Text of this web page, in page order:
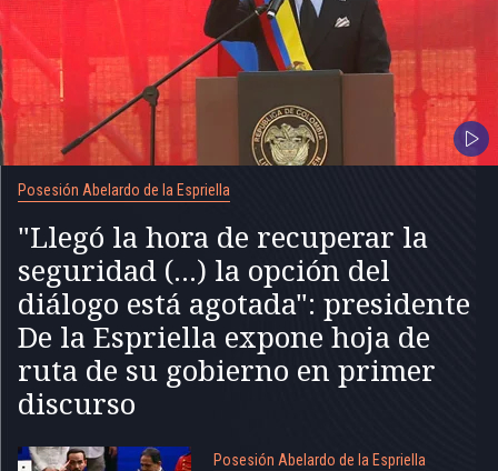
Posesión Abelardo de la Espriella
"Llegó la hora de recuperar la
seguridad (...) la opción del
diálogo está agotada": presidente
De la Espriella expone hoja de
ruta de su gobierno en primer
discurso
Posesión Abelardo de la Espriella